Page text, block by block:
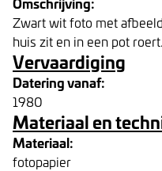
Zwart wit foto met
huis zit en in een pot roert.
Vervaardiging
Datering vanaf:
1980
Materiaal en
Materiaal:
fotopapier